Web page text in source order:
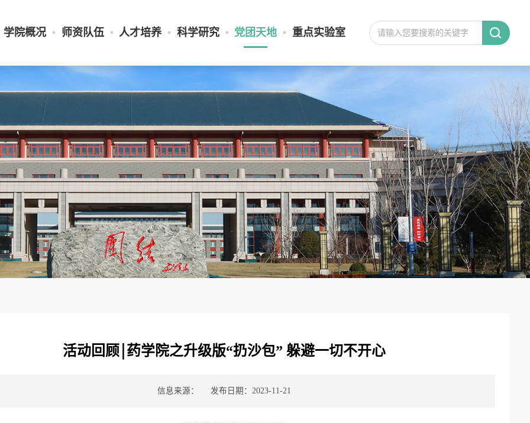
学院概况 师资队伍 人才培养 科学研究 党团天地 重点实验室
活动回顾￨药学院之升级版“扔沙包” 躲避一切不开心
信息来源： 发布日期：2023-11-21